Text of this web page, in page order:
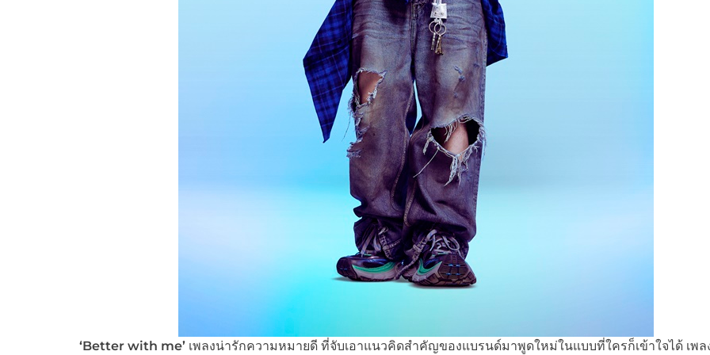
‘Better with me’ เพลงน่ารักความหมายดี ที่จับเอาแนวคิดสำคัญของแบรนด์มาพูดใหม่ในแบบที่ใครก็เข้าใจได้ เพล